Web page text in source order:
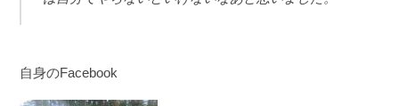
自身のFacebook